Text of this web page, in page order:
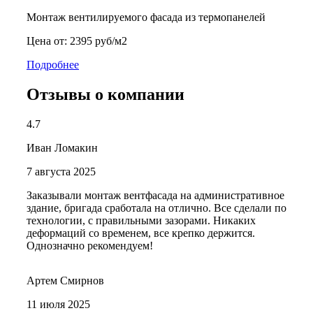
Монтаж вентилируемого фасада из термопанелей
Цена от: 2395 руб/м2
Подробнее
Отзывы о компании
4.7
Иван Ломакин
7 августа 2025
Заказывали монтаж вентфасада на административное
здание, бригада сработала на отлично. Все сделали по
технологии, с правильными зазорами. Никаких
деформаций со временем, все крепко держится.
Однозначно рекомендуем!
Артем Смирнов
11 июля 2025